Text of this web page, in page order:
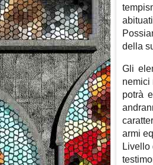
della
Gli
nemici
potrà
armi
Livello